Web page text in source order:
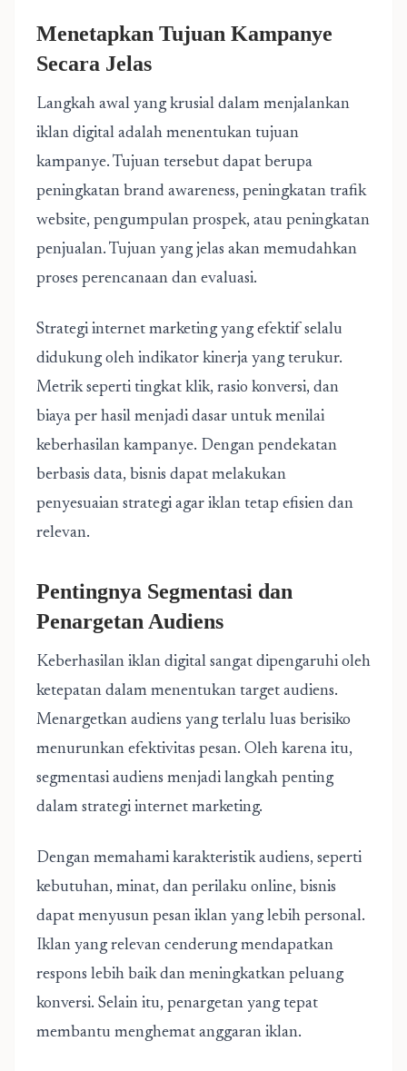
Menetapkan Tujuan Kampanye
Secara Jelas
Langkah awal yang krusial dalam menjalankan
iklan digital adalah menentukan tujuan
kampanye. Tujuan tersebut dapat berupa
peningkatan brand awareness, peningkatan trafik
website, pengumpulan prospek, atau peningkatan
penjualan. Tujuan yang jelas akan memudahkan
proses perencanaan dan evaluasi.
Strategi internet marketing yang efektif selalu
didukung oleh indikator kinerja yang terukur.
Metrik seperti tingkat klik, rasio konversi, dan
biaya per hasil menjadi dasar untuk menilai
keberhasilan kampanye. Dengan pendekatan
berbasis data, bisnis dapat melakukan
penyesuaian strategi agar iklan tetap efisien dan
relevan.
Pentingnya Segmentasi dan
Penargetan Audiens
Keberhasilan iklan digital sangat dipengaruhi oleh
ketepatan dalam menentukan target audiens.
Menargetkan audiens yang terlalu luas berisiko
menurunkan efektivitas pesan. Oleh karena itu,
segmentasi audiens menjadi langkah penting
dalam strategi internet marketing.
Dengan memahami karakteristik audiens, seperti
kebutuhan, minat, dan perilaku online, bisnis
dapat menyusun pesan iklan yang lebih personal.
Iklan yang relevan cenderung mendapatkan
respons lebih baik dan meningkatkan peluang
konversi. Selain itu, penargetan yang tepat
membantu menghemat anggaran iklan.